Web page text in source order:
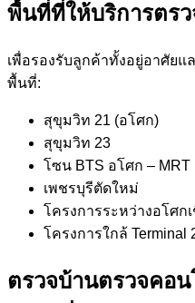
พื้นที่ที่ให้บริการตร
เพื่อรองรับลูกค้าทั้งอยู่อาศัย
พื้นที่:
สุขุมวิท 21 (อโศก)
สุขุมวิท 23
โซน BTS อโศก –
เพชรบุรีตัดใหม่
โครงการระหว่างอโศก
โครงการใกล้ Terminal
ตรวจบ้านตรวจคอ